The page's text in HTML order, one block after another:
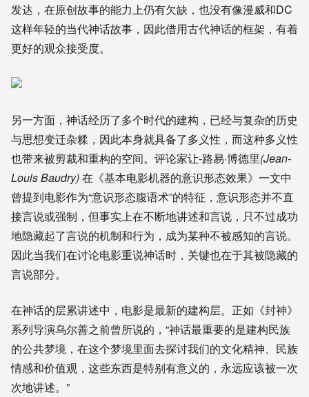
发达，在原创故事的能力上仍有欠缺，也没有像漫威和DC
这样年轻的当代神话故事，因此借用古代神话的框架，有着
更好的观众接受度。
另一方面，神话经历了多个时代的建构，已经与复杂的历史
与思想变迁杂糅，因此本身就具备了多义性，而这种多义性
也带来被剪裁和重构的空间。 评论家让-路易·博德里(Jean-
Louis Baudry)在《基本电影机器的意识形态效果》 一文中
曾提到电影作为“意识形态腹语术”的特征， 意识形态并不直
接言说或强制，但事实上在不断地讲述和言说，只不过成功
地隐藏起了言说的机制和行为，成为某种不被感知的言说。
因此当我们在讨论电影重说神话时，关键也在于其被隐藏的
言说部分。
在神话的层累讲述中，电影是最新的建构层。正如《封神》
系列导演乌尔善之前曾所说的，“神话最重要的是建构民族
的公共梦境，在这个梦境里面去探讨我们的文化精神、民族
情感和价值观，这些东西是特别有意义的，永远应该被一次
次地讲述。”